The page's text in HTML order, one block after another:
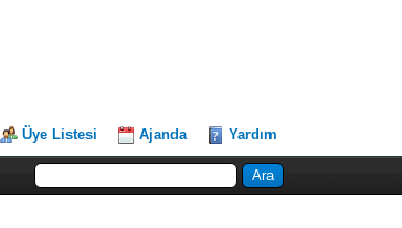
Üye Listesi Ajanda Yardım